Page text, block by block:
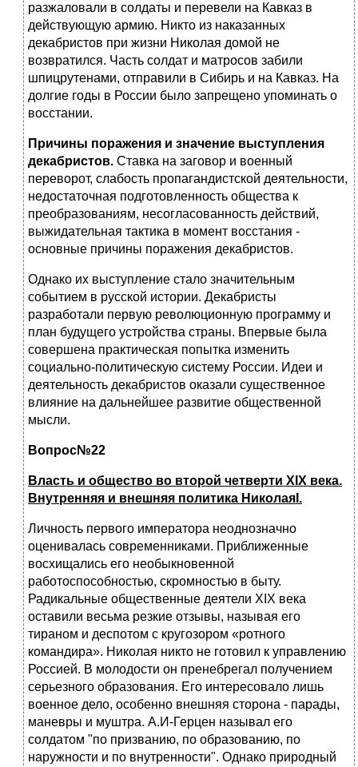
разжаловали в солдаты и перевели на Кавказ в
действующую армию. Никто из наказанных
декабристов при жизни Николая домой не
возвратился. Часть солдат и матросов забили
шпицрутенами, отправили в Сибирь и на Кавказ. На
долгие годы в России было запрещено упоминать о
восстании.
Причины поражения и значение выступления
декабристов. Став­ка на заговор и военный
переворот, слабость пропагандистской деятель­ности,
недостаточная подготовленность общества к
преобразованиям, несогласованность действий,
выжидательная тактика в момент восста­ния -
основные причины поражения декабристов.
Однако их выступление стало значительным
событием в русской ис­тории. Декабристы
разработали первую революционную программу и
план будущего устройства страны. Впервые была
совершена практиче­ская попытка изменить
социально-политическую систему России. Идеи и
деятельность декабристов оказали существенное
влияние на дальней­шее развитие общественной
мысли.
Вопрос№22
Власть и общество во второй четверти ХIХ века.
Внутренняя и внешняя политика НиколаяI.
Личность первого императора неоднозначно
оценивалась современниками. Приближенные
восхищались его необыкновенной
работоспособностью, скромностью в быту.
Радикальные общественные деятели ХIХ века
оставили весьма резкие отзывы, называя его
тираном и деспотом с кругозором «ротного
командира». Николая никто не готовил к управлению
Россией. В молодости он пренебрегал получением
серьез­ного образования. Его интересовало лишь
военное дело, особенно внешняя сторона - парады,
маневры и муштра. А.И-Герцен называл его
солдатом "по призванию, по образованию, по
наружности и по внутрен­ности". Однако природный